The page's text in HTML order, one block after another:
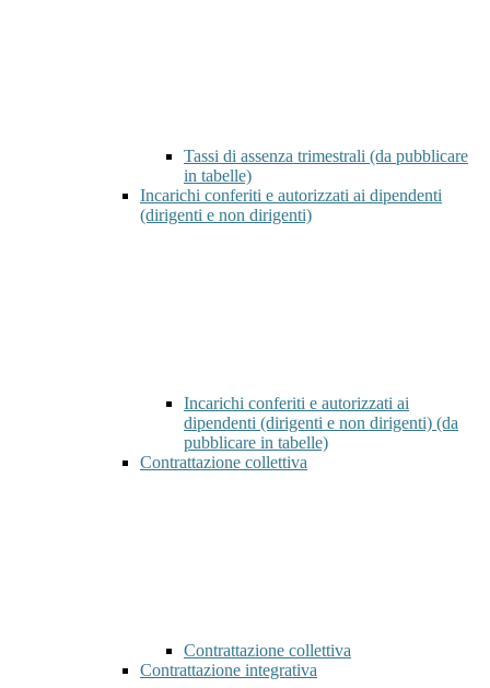
Tassi di assenza trimestrali (da pubblicare
in tabelle)
Incarichi conferiti e autorizzati ai dipendenti
(dirigenti e non dirigenti)
Incarichi conferiti e autorizzati ai
dipendenti (dirigenti e non dirigenti) (da
pubblicare in tabelle)
Contrattazione collettiva
Contrattazione collettiva
Contrattazione integrativa